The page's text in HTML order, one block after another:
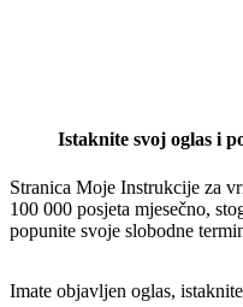
Istaknite svoj oglas i
Stranica Moje Instrukcije za
100 000 posjeta mjesečno,
popunite svoje slobodne
Imate objavljen oglas,